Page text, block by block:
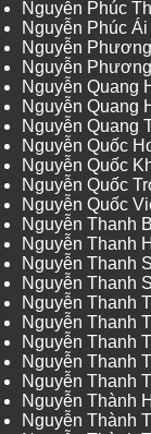
Nguyễn Phúc
Nguyễn Phúc Ái
Nguyễn
Nguyễn
Nguyễn Quang
Nguyễn Quang
Nguyễn Quang
Nguyễn Quốc
Nguyễn Quốc
Nguyễn Quốc
Nguyễn Quốc
Nguyễn Thanh
Nguyễn Thanh
Nguyễn Thanh
Nguyễn Thanh
Nguyễn Thanh
Nguyễn Thanh
Nguyễn Thanh
Nguyễn Thanh
Nguyễn Thanh
Nguyễn Thành
Nguyễn Thành